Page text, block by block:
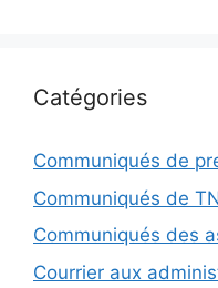
Catégories
Communiqués de
Communiqués de
Communiqués des
Courrier aux